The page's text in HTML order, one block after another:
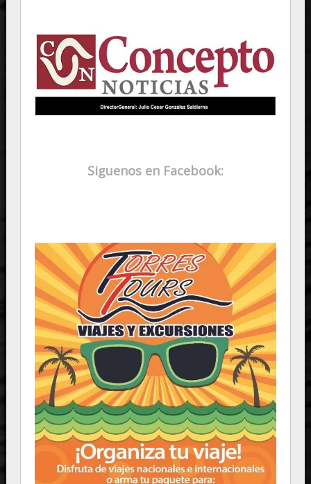
Siguenos en Facebook: